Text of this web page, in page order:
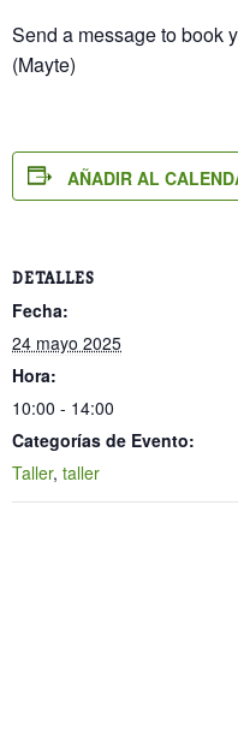
Send a message to book
(Mayte)
AÑADIR AL
DETALLES
Fecha:
24 mayo 2025
Hora:
10:00 - 14:00
Categorías de Evento:
Taller, taller